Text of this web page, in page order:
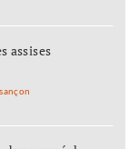
assises